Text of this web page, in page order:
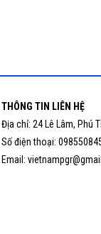
THÔNG TIN LIÊN HỆ
Địa chỉ: 24 Lê Lâm, Phú
Số điện thoại:
Email: